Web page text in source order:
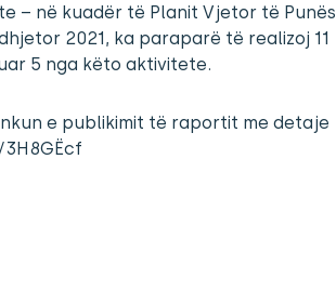
– në kuadër të Planit Vjetor të Punës
2021, ka paraparë të realizoj 11
5 nga këto aktivitete.
e publikimit të raportit me detaje